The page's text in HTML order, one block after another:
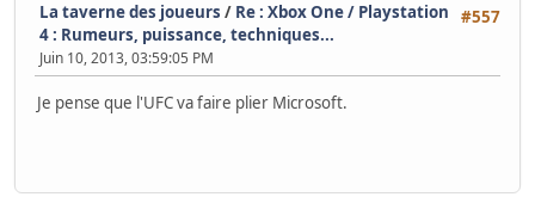
#557
La taverne des joueurs / Re : Xbox One / Playstation
4 : Rumeurs, puissance, techniques...
Juin 10, 2013, 03:59:05 PM
Je pense que l'UFC va faire plier Microsoft.